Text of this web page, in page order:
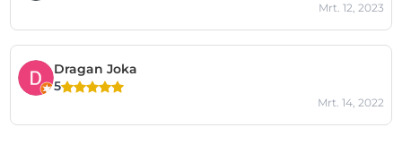
Mrt. 12, 2023
Dragan Joka
5
Mrt. 14, 2022